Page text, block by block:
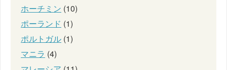
ホーチミン (10)
ポーランド (1)
ポルトガル (1)
マニラ (4)